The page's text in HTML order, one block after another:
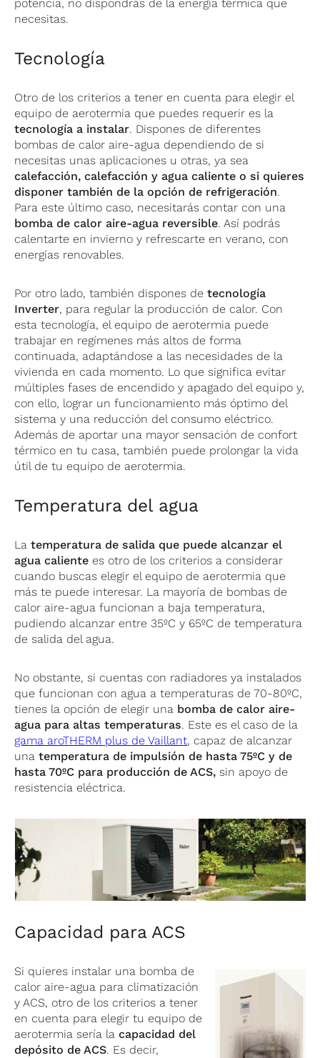
potencia, no dispondrás de la energía térmica que
necesitas.
Tecnología
Otro de los criterios a tener en cuenta para elegir el
equipo de aerotermia que puedes requerir es la
tecnología a instalar. Dispones de diferentes
bombas de calor aire-agua dependiendo de si
necesitas unas aplicaciones u otras, ya sea
calefacción, calefacción y agua caliente o si quieres
disponer también de la opción de refrigeración.
Para este último caso, necesitarás contar con una
bomba de calor aire-agua reversible. Así podrás
calentarte en invierno y refrescarte en verano, con
energías renovables.
Por otro lado, también dispones detecnología
Inverter, para regular la producción de calor. Con
esta tecnología, el equipo de aerotermia puede
trabajar en regímenes más altos de forma
continuada, adaptándose a las necesidades de la
vivienda en cada momento. Lo que significa evitar
múltiples fases de encendido y apagado del equipo y,
con ello, lograr un funcionamiento más óptimo del
sistema y una reducción del consumo eléctrico.
Además de aportar una mayor sensación de confort
térmico en tu casa, también puede prolongar la vida
útil de tu equipo de aerotermia.
Temperatura del agua
Latemperatura de salida que puede alcanzar el
agua caliente es otro de los criterios a considerar
cuando buscas elegir el equipo de aerotermia que
más te puede interesar. La mayoría de bombas de
calor aire-agua funcionan a baja temperatura,
pudiendo alcanzar entre 35ºC y 65ºC de temperatura
de salida del agua.
No obstante, si cuentas con radiadores ya instalados
que funcionan con agua a temperaturas de 70-80ºC,
tienes la opción de elegir una bomba de calor aire-
agua para altas temperaturas. Este es el caso de la
gama aroTHERM plus de Vaillant, capaz de alcanzar
unatemperatura de impulsión de hasta 75ºC y de
hasta 70ºC para producción de ACS, sin apoyo de
resistencia eléctrica.
Capacidad para ACS
Si quieres instalar una bomba de
calor aire-agua para climatización
y ACS, otro de los criterios a tener
en cuenta para elegir tu equipo de
aerotermia sería lacapacidad del
depósito de ACS. Es decir,